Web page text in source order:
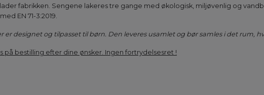
fabrikken. Sengene lakeres tre gange med økologisk, miljøvenlig og
EN 71-3:2019.
er designet og tilpasset til børn. Den leveres usamlet og bør samles i det rum,
på bestilling efter dine ønsker. Ingen fortrydelsesret !